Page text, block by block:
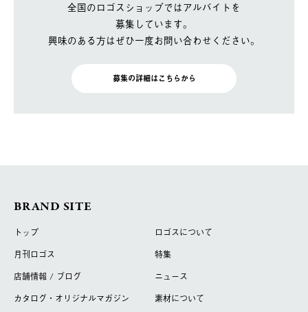
全国のロゴスショップではアルバイトを
募集しています。
興味のある方はぜひ一度お問い合わせください。
募集の詳細はこちらから
BRAND SITE
トップ
ロゴスについて
月刊ロゴス
特集
店舗情報 / ブログ
ニュース
カタログ・オリジナルマガジン
素材について